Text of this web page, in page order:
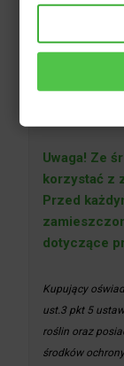
Ze środków
użyciem
etykiecie i
Zapoznaj się
Uwaga! Ze
korzystać z
Przed
dotyczące
Kupujący
ust.3 pkt 5
roślin oraz
środków